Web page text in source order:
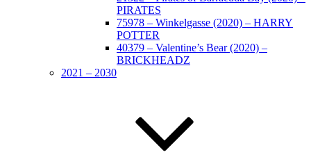
PIRATES
75978 – Winkelgasse (2020) – HARRY
POTTER
40379 – Valentine’s Bear (2020) –
BRICKHEADZ
2021 – 2030